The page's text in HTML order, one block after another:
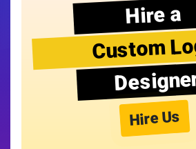
Hire a
Custom
Hire Us